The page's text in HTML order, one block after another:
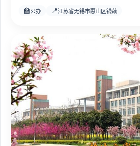
🏫公办 📍江苏省无锡市惠山区钱藕